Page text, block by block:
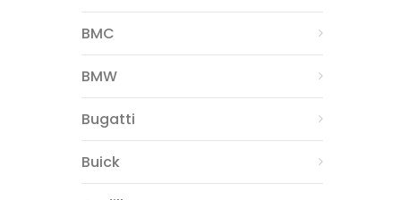
BMC
BMW
Bugatti
Buick